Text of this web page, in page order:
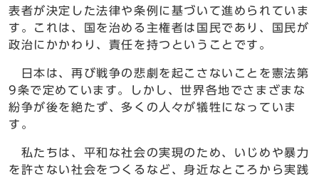
表者が決定した法律や条例に基づいて進められていま
す。これは、国を治める主権者は国民であり、国民が
政治にかかわり、責任を持つということです。
日本は、再び戦争の悲劇を起こさないことを憲法第
9条で定めています。しかし、世界各地でさまざまな
紛争が後を絶たず、多くの人々が犠牲になっていま
す。
私たちは、平和な社会の実現のため、いじめや暴力
を許さない社会をつくるなど、身近なところから実践